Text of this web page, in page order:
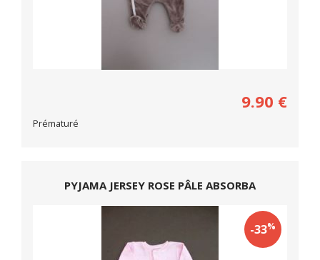
9.90 €
Prématuré
PYJAMA JERSEY ROSE PÂLE ABSORBA
-33%